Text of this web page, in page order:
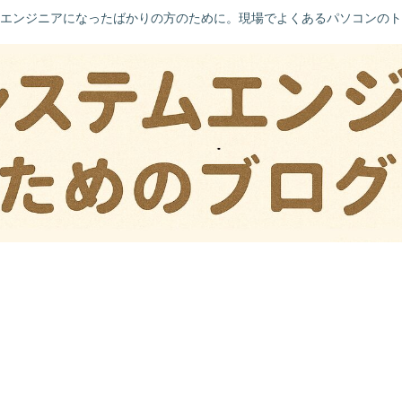
ンジニアになったばかりの方のために。現場でよくあるパソコンの